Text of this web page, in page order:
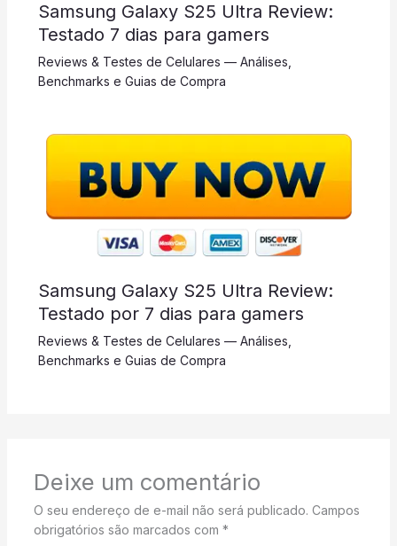
Samsung Galaxy S25 Ultra Review:
Testado 7 dias para gamers
Reviews & Testes de Celulares — Análises,
Benchmarks e Guias de Compra
Samsung Galaxy S25 Ultra Review:
Testado por 7 dias para gamers
Reviews & Testes de Celulares — Análises,
Benchmarks e Guias de Compra
Deixe um comentário
O seu endereço de e-mail não será publicado. Campos
obrigatórios são marcados com *